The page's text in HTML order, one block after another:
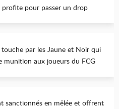
profite pour passer un drop
par les Jaune et Noir qui
munition aux joueurs du FCG
sanctionnés en mêlée et offrent